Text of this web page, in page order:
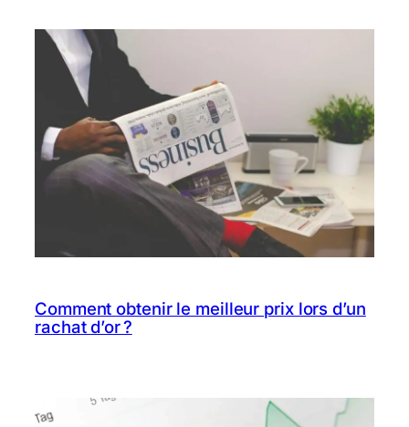
Comment obtenir le meilleur prix lors d’un
rachat d’or ?